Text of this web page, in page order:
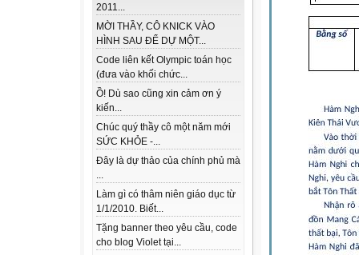
2011...
MỜI THẦY, CÔ KNICK VÀO
HÌNH SAU ĐỂ DỰ MỘT...
Code liên kết Olympic toán học
(đưa vào khối chức...
Ồ! Dù sao cũng xin cảm ơn ý
kiến...
Chúc quý thầy cô một năm mới
SỨC KHỎE -...
Đây là dự thảo của chính phủ mà
...
Làm gì có thâm niên giáo dục từ
1/1/2010. Biết...
Tặng banner theo yêu cầu, code
cho blog Violet tại...